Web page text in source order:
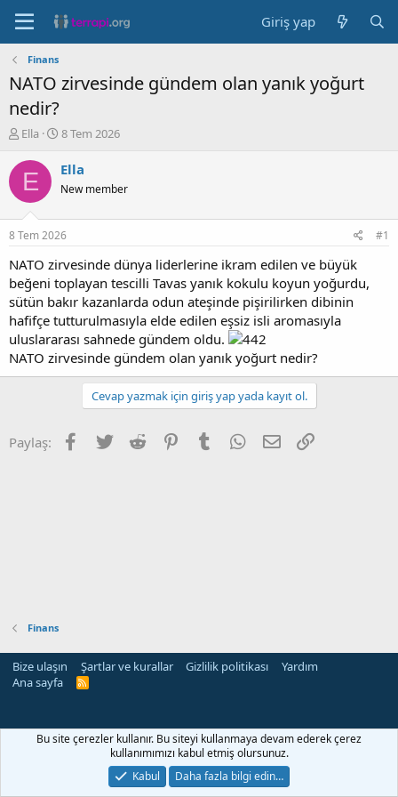
Giriş yap
Finans
NATO zirvesinde gündem olan yanık yoğurt
nedir?
K
n
b
u
u
b
a
l
a
t
a
n
Ella
B
ş
a
g
ı
ç
a
r
i
h
i
8 Tem 2026
E Ella
New member
8 Tem 2026 #1
NATO zirvesinde dünya liderlerine ikram edilen ve büyük
beğeni toplayan tescilli Tavas yanık kokulu koyun yoğurdu,
sütün bakır kazanlarda odun ateşinde pişirilirken dibinin
hafifçe tutturulmasıyla elde edilen eşsiz isli aromasıyla
uluslararası sahnede gündem oldu.
NATO zirvesinde gündem olan yanık yoğurt nedir?
Cevap yazmak için giriş yap yada kayıt ol.
Paylaş: Facebook
Twitter Reddit PinterestTumblr WhatsApp
E-posta
Finans
Bize ulaşın Şartlar ve kurallar Gizlilik politikası
Yardım
Ana sayfa
R
Bu site çerezler kullanır. Bu siteyi kullanmaya devam ederek çerez
kullanımımızı kabul etmiş olursunuz.
Kabul
Daha fazla bilgi edin…